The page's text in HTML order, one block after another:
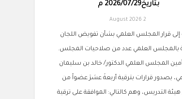
بتاريخ2026/07/29 م
2 August 2026
إلى قرار المجلس العلمي بشأن تفويض اللجان
بالمجلس العلمي عدد من صلاحيات المجلس.
المجلس العلمي الدكتور/ خالد بن سليمان
بصدور قرارات بترقية أربعةَ عشرَ عضواً من
التدريس، وهم كالتالي: الموافقة على ترقية